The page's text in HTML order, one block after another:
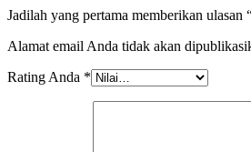
Jadilah yang pertama memberikan
Alamat email Anda tidak akan
Rating Anda *